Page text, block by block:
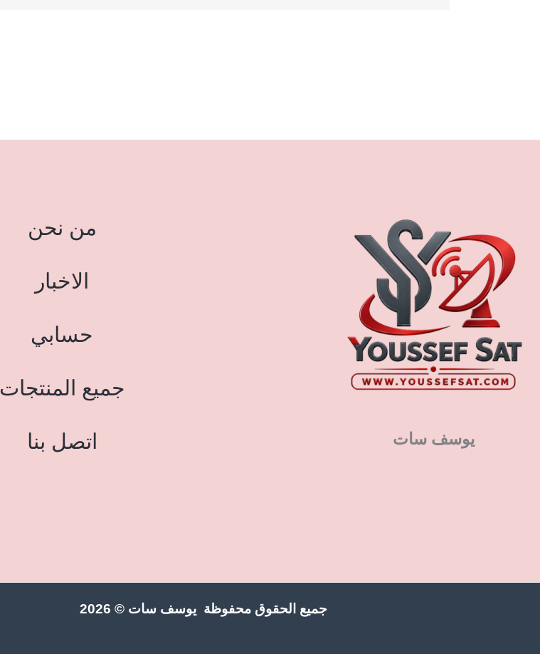
يوسف سات
من نحن
الاخبار
حسابي
جميع المنتجات
اتصل بنا
جميع الحقوق محفوظة يوسف سات © 2026